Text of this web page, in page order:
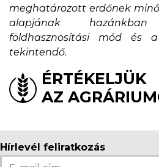
meghatározott erdőnek
alapjának
földhasznosítási mód és
tekintendő.
ÉRTÉKELJÜK
AZ
Hírlevél feliratkozás